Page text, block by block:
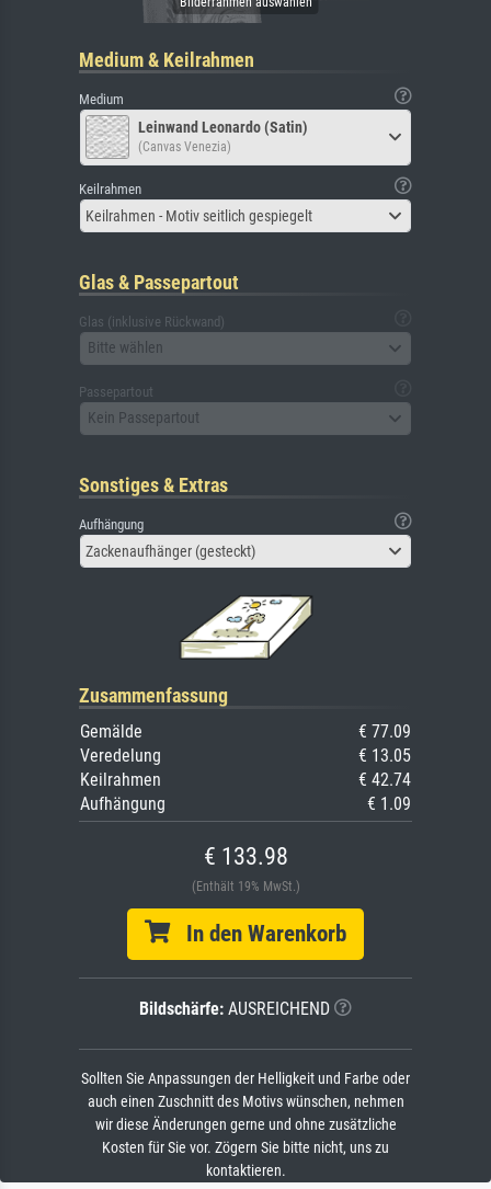
Medium & Keilrahmen
Medium
Leinwand Leonardo (Satin)
(Canvas Venezia)
Keilrahmen
Keilrahmen - Motiv seitlich gespiegelt
Glas & Passepartout
Glas (inklusive Rückwand)
Bitte wählen
Passepartout
Kein Passepartout
Sonstiges & Extras
Aufhängung
Zackenaufhänger (gesteckt)
Zusammenfassung
Gemälde
€ 77.09
Veredelung
€ 13.05
Keilrahmen
€ 42.74
Aufhängung
€ 1.09
€ 133.98
(Enthält 19% MwSt.)
In den Warenkorb
Bildschärfe: AUSREICHEND
Sollten Sie Anpassungen der Helligkeit und Farbe oder
auch einen Zuschnitt des Motivs wünschen, nehmen
wir diese Änderungen gerne und ohne zusätzliche
Kosten für Sie vor. Zögern Sie bitte nicht, uns zu
kontaktieren.